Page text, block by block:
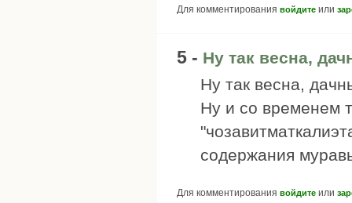
Для комментирования войдите или
5 - Ну так весна,
Ну так весна,
Ну и со временем
содержания
Для комментирования войдите или